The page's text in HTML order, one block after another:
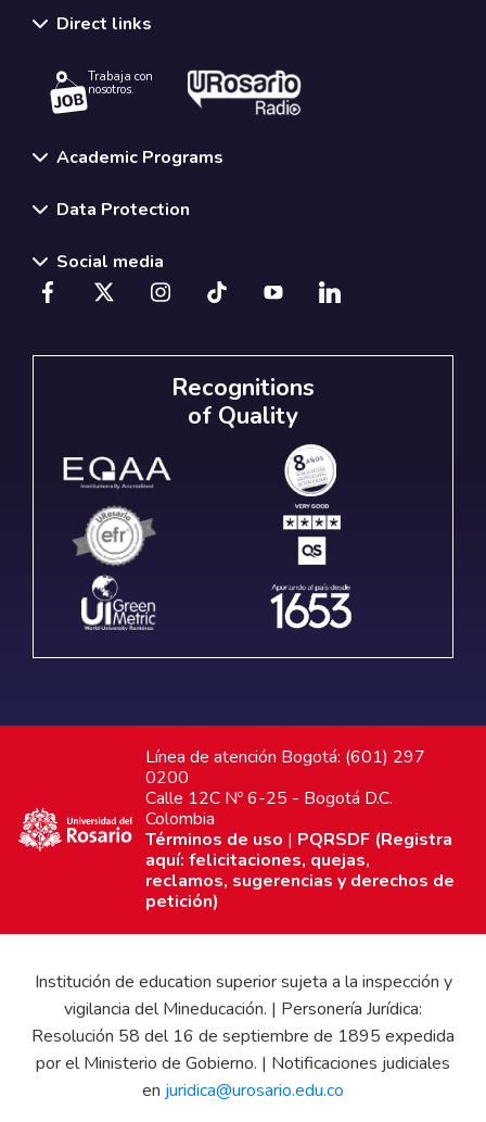
Direct links
Trabaja con
nosotros.
Academic Programs
Data Protection
Social media
Recognitions
of Quality
Línea de atención Bogotá: (601) 297
0200
Calle 12C Nº 6-25 - Bogotá D.C.
Colombia
Términos de uso | PQRSDF (Registra
aquí: felicitaciones, quejas,
reclamos, sugerencias y derechos de
petición)
Institución de education superior sujeta a la inspección y
vigilancia del Mineducación. | Personería Jurídica:
Resolución 58 del 16 de septiembre de 1895 expedida
por el Ministerio de Gobierno. | Notificaciones judiciales
en juridica@urosario.edu.co